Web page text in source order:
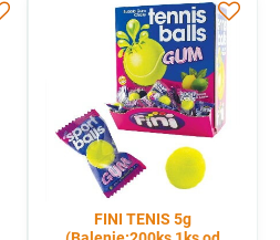
FINI TENIS 5g